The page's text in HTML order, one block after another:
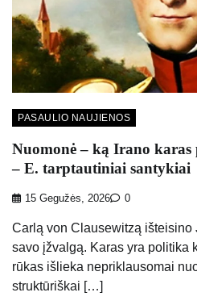
PASAULIO NAUJIENOS
Nuomonė – ką Irano
– E. tarptautiniai santykiai
15 Gegužės, 2026 0
Carlą von Clausewitzą išteisino
savo įžvalgą. Karas yra politika
rūkas išlieka nepriklausomai
struktūriškai […]